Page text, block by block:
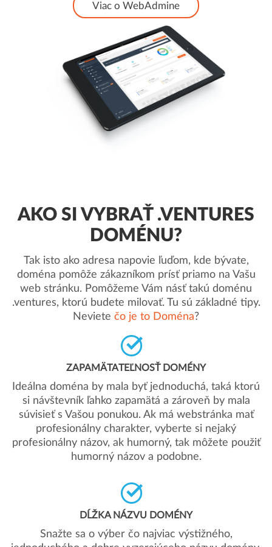
Viac o WebAdmine
AKO SI VYBRAŤ .VENTURES
DOMÉNU?
Tak isto ako adresa napovie ľuďom, kde bývate,
doména pomôže zákazníkom prísť priamo na Vašu
web stránku. Pomôžeme Vám násť takú doménu
.ventures, ktorú budete milovať. Tu sú základné tipy.
Neviete čo je to Doména?
ZAPAMÄTATEĽNOSŤ DOMÉNY
Ideálna doména by mala byť jednoduchá, taká ktorú
si návštevník ľahko zapamätá a zároveň by mala
súvisieť s Vašou ponukou. Ak má webstránka mať
profesionálny charakter, vyberte si nejaký
profesionálny názov, ak humorný, tak môžete použiť
humorný názov a podobne.
DĹŽKA NÁZVU DOMÉNY
Snažte sa o výber čo najviac výstižného,